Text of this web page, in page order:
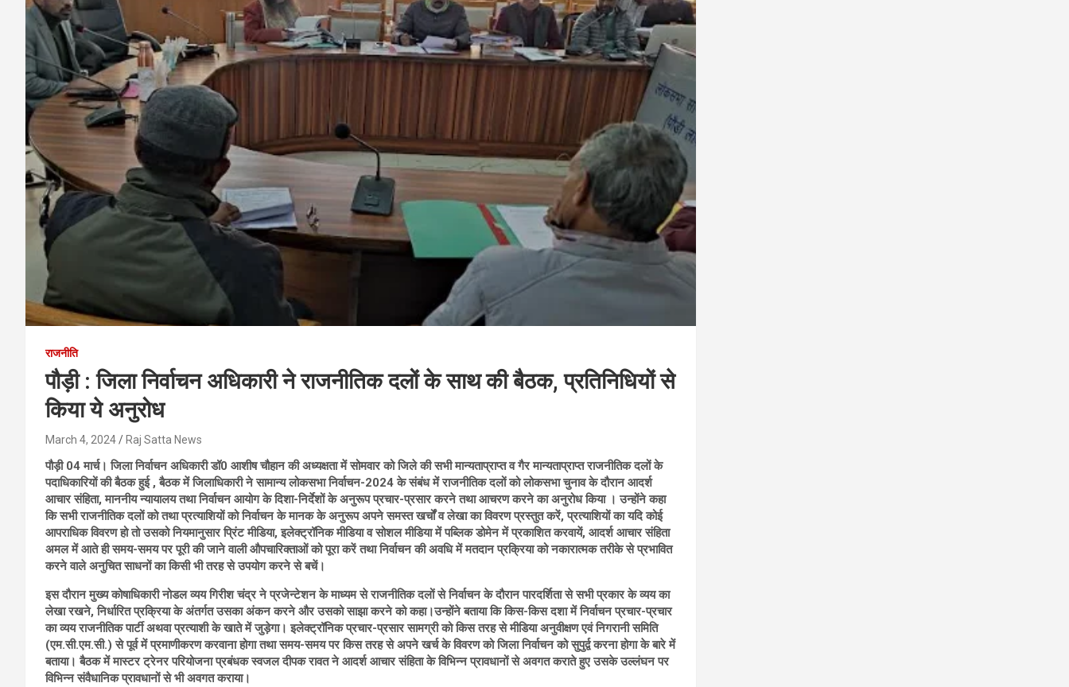
राजनीति
पौड़ी : जिला निर्वाचन अधिकारी ने राजनीतिक दलों के साथ की बैठक, प्रतिनिधियों से
किया ये अनुरोध
March 4, 2024 Raj Satta News
पौड़ी 04 मार्च। जिला निर्वाचन अधिकारी डॉ0 आशीष चौहान की अध्यक्षता में सोमवार को जिले की सभी मान्यताप्राप्त व गैर मान्यताप्राप्त राजनीतिक दलों के
पदाधिकारियों की बैठक हुई , बैठक में जिलाधिकारी ने सामान्य लोकसभा निर्वाचन-2024 के संबंध में राजनीतिक दलों को लोकसभा चुनाव के दौरान आदर्श
आचार संहिता, माननीय न्यायालय तथा निर्वाचन आयोग के दिशा-निर्देशों के अनुरूप प्रचार-प्रसार करने तथा आचरण करने का अनुरोध किया । उन्होंने कहा
कि सभी राजनीतिक दलों को तथा प्रत्याशियों को निर्वाचन के मानक के अनुरूप अपने समस्त खर्चों व लेखा का विवरण प्रस्तुत करें, प्रत्याशियों का यदि कोई
आपराधिक विवरण हो तो उसको नियमानुसार प्रिंट मीडिया, इलेक्ट्रॉनिक मीडिया व सोशल मीडिया में पब्लिक डोमेन में प्रकाशित करवायें, आदर्श आचार संहिता
अमल में आते ही समय-समय पर पूरी की जाने वाली औपचारिक्ताओं को पूरा करें तथा निर्वाचन की अवधि में मतदान प्रक्रिया को नकारात्मक तरीके से प्रभावित
करने वाले अनुचित साधनों का किसी भी तरह से उपयोग करने से बचें।
इस दौरान मुख्य कोषाधिकारी नोडल व्यय गिरीश चंद्र ने प्रजेन्टेशन के माध्यम से राजनीतिक दलों से निर्वाचन के दौरान पारदर्शिता से सभी प्रकार के व्यय का
लेखा रखने, निर्धारित प्रक्रिया के अंतर्गत उसका अंकन करने और उसको साझा करने को कहा।उन्होंने बताया कि किस-किस दशा में निर्वाचन प्रचार-प्रचार
का व्यय राजनीतिक पार्टी अथवा प्रत्याशी के खाते में जुड़ेगा। इलेक्ट्रॉनिक प्रचार-प्रसार सामग्री को किस तरह से मीडिया अनुवीक्षण एवं निगरानी समिति
(एम.सी.एम.सी.) से पूर्व में प्रमाणीकरण करवाना होगा तथा समय-समय पर किस तरह से अपने खर्च के विवरण को जिला निर्वाचन को सुपुर्द्व करना होगा के बारे में
बताया। बैठक में मास्टर ट्रेनर परियोजना प्रबंधक स्वजल दीपक रावत ने आदर्श आचार संहिता के विभिन्न प्रावधानों से अवगत कराते हुए उसके उल्लंघन पर
विभिन्न संवैधानिक प्रावधानों से भी अवगत कराया।